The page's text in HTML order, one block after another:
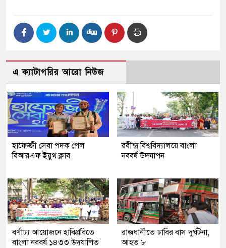
এ ক্যাটাগরির আরো নিউজ
হাফেজ্জী সেবা পদক পেল
বিআরএফ ইয়ুথ ক্লাব
রবীন্দ্র বিশ্ববিদ্যালয়ে বাংলা
নববর্ষ উদযাপন
বর্ণাঢ্য আয়োজনে হাবিপ্রবিতে
বাংলা নববর্ষ ১৪৩৩ উদযাপিত
রাজধানীতে ঢাবির বাস দুর্ঘটনা,
আহত ৮